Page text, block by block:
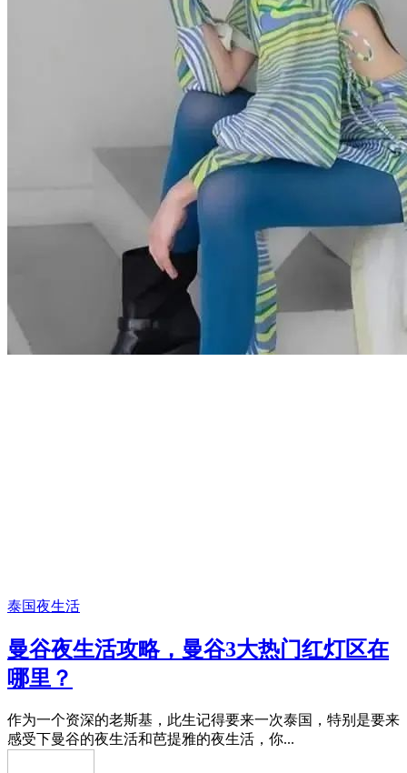
泰国夜生活
曼谷夜生活攻略，曼谷3大热门红灯区在
哪里？
作为一个资深的老斯基，此生记得要来一次泰国，特别是要来
感受下曼谷的夜生活和芭提雅的夜生活，你...